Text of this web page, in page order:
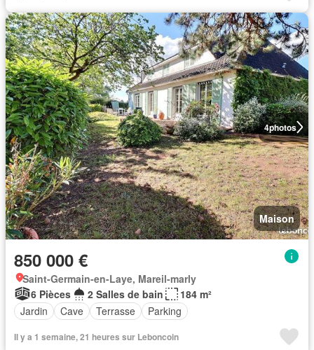
4photos
Maison
850 000 €
Saint-Germain-en-Laye, Mareil-marly
6 Pièces
2 Salles de bain
184 m²
Jardin
Cave Terrasse Parking
Il y a 1 semaine, 21 heures sur Leboncoin